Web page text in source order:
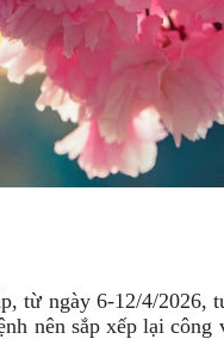
từ ngày 6-12/4/2026,
nên sắp xếp lại